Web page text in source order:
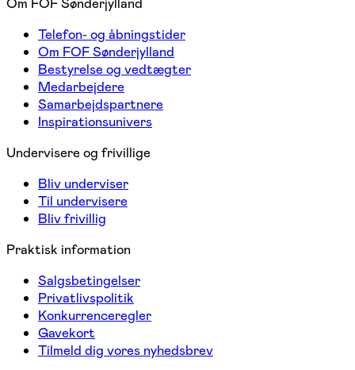
Om FOF Sønderjylland
Telefon- og åbningstider
Om FOF Sønderjylland
Bestyrelse og vedtægter
Medarbejdere
Samarbejdspartnere
Inspirationsunivers
Undervisere og frivillige
Bliv underviser
Til undervisere
Bliv frivillig
Praktisk information
Salgsbetingelser
Privatlivspolitik
Konkurrenceregler
Gavekort
Tilmeld dig vores nyhedsbrev